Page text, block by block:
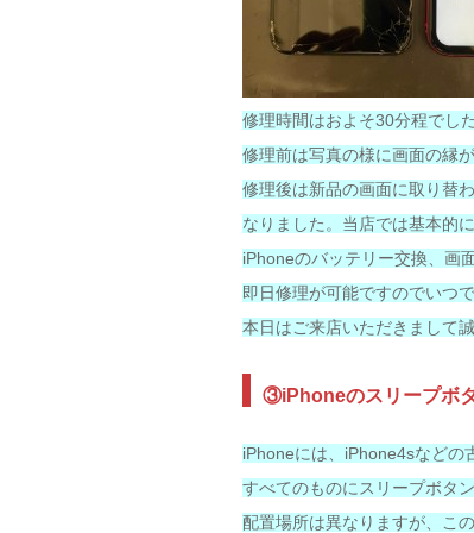
修理時間はおよそ30分程でした
修理前は写真の様に画面の縁
修理後は新品の画面に取り替
なりました。当店では基本的
iPhoneのバッテリー交換、画
即日修理が可能ですのでいつ
本日はご来店いただきまして
③iPhoneのスリープボ
iPhoneには、iPhone4sなどの
すべてのものにスリープボタ
配置場所は異なりますが、こ